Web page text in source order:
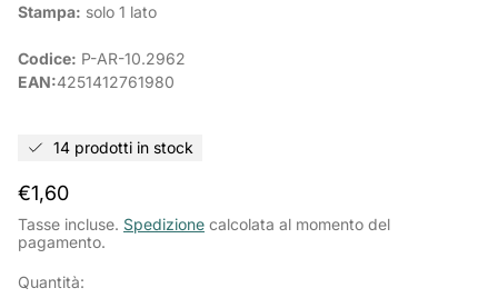
Stampa: solo 1 lato
Codice: P-AR-10.2962
EAN:4251412761980
14 prodotti in stock
Prezzo
normale
€1,60
Tasse incluse. Spedizione calcolata al momento del
pagamento.
Quantità: